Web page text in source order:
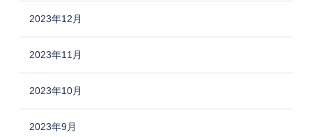
2023年12月
2023年11月
2023年10月
2023年9月